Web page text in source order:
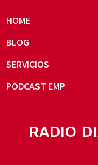
HOME
BLOG
SERVICIOS
PODCAST EMP
RADIO